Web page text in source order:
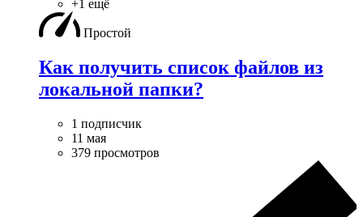
+1 ещё
Простой
Как получить список файлов из
локальной папки?
1 подписчик
11 мая
379 просмотров